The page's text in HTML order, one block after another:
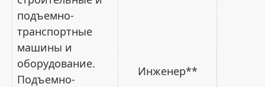
подъемно-
транспортные
машины и
оборудование.
Подъемно-
Инженер**